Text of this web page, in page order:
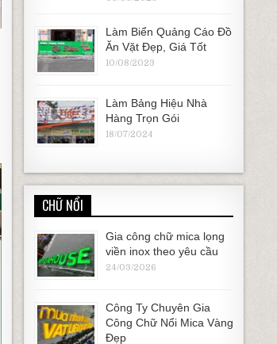
Làm Biển Quảng Cáo Đồ
Ăn Vặt Đẹp, Giá Tốt
10/08/2023
Làm Bảng Hiệu Nhà
Hàng Trọn Gói
18/07/2024
CHỮ NỔI
Gia công chữ mica lọng
viền inox theo yêu cầu
24/03/2026
Công Ty Chuyên Gia
Công Chữ Nổi Mica Vàng
Đẹp